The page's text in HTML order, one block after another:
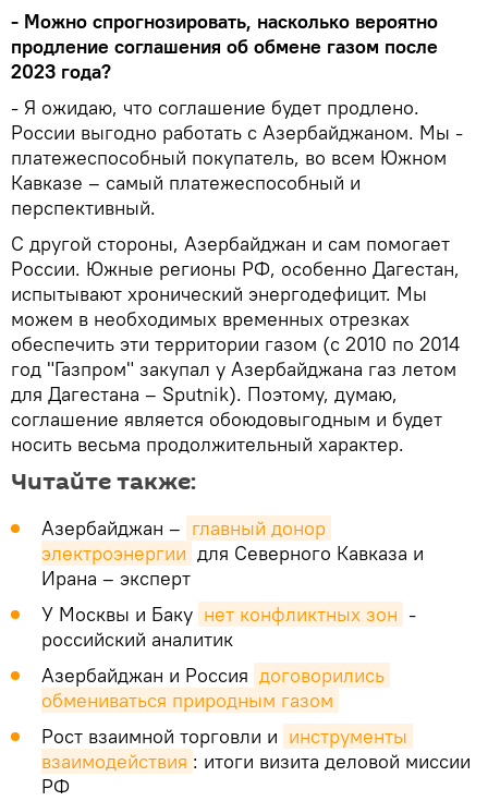
- Можно спрогнозировать, насколько вероятно
продление соглашения об обмене газом после
2023 года?
- Я ожидаю, что соглашение будет продлено.
России выгодно работать с Азербайджаном. Мы -
платежеспособный покупатель, во всем Южном
Кавказе – самый платежеспособный и
перспективный.
С другой стороны, Азербайджан и сам помогает
России. Южные регионы РФ, особенно Дагестан,
испытывают хронический энергодефицит. Мы
можем в необходимых временных отрезках
обеспечить эти территории газом (с 2010 по 2014
год "Газпром" закупал у Азербайджана газ летом
для Дагестана – Sputnik). Поэтому, думаю,
соглашение является обоюдовыгодным и будет
носить весьма продолжительный характер.
Читайте также:
Азербайджан – главный донор
электроэнергии для Северного Кавказа и
Ирана – эксперт
У Москвы и Баку нет конфликтных зон -
российский аналитик
Азербайджан и Россия договорились
обмениваться природным газом
Рост взаимной торговли и инструменты
взаимодействия : итоги визита деловой миссии
РФ